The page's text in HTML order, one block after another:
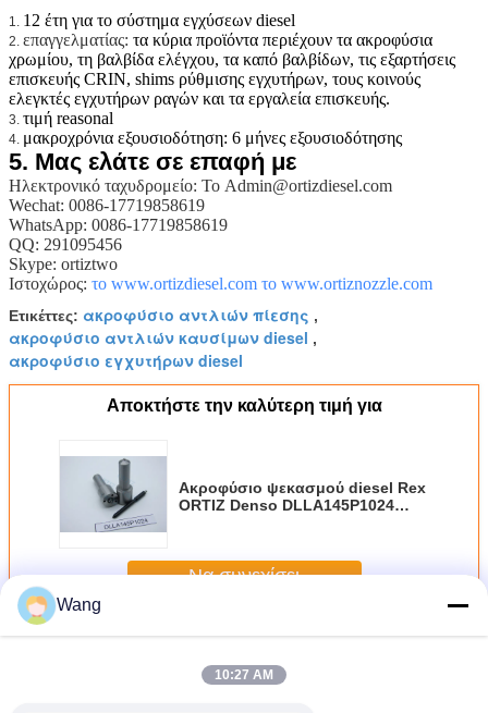
1. 12 έτη για το σύστημα εγχύσεων diesel
2. επαγγελματίας: τα κύρια προϊόντα περιέχουν τα ακροφύσια
χρωμίου, τη βαλβίδα ελέγχου, τα καπό βαλβίδων, τις εξαρτήσεις
επισκευής CRIN, shims ρύθμισης εγχυτήρων, τους κοινούς
ελεγκτές εγχυτήρων ραγών και τα εργαλεία επισκευής.
3. τιμή reasonal
4. μακροχρόνια εξουσιοδότηση: 6 μήνες εξουσιοδότησης
5. Μας ελάτε σε επαφή με
Ηλεκτρονικό ταχυδρομείο: Το Admin@ortizdiesel.com
Wechat: 0086-17719858619
WhatsApp: 0086-17719858619
QQ: 291095456
Skype: ortiztwo
Ιστοχώρος: το www.ortizdiesel.com το www.ortiznozzle.com
Ετικέττες: ακροφύσιο αντλιών πίεσης ,
ακροφύσιο αντλιών καυσίμων diesel ,
ακροφύσιο εγχυτήρων diesel
Αποκτήστε την καλύτερη τιμή για
Ακροφύσιο ψεκασμού diesel Rex
ORTIZ Denso DLLA145P1024
Να συνεχίσει
ΠερισσότεροιΑκροφύσιο εγχυτήρων Denso
Wang
10:27 AM